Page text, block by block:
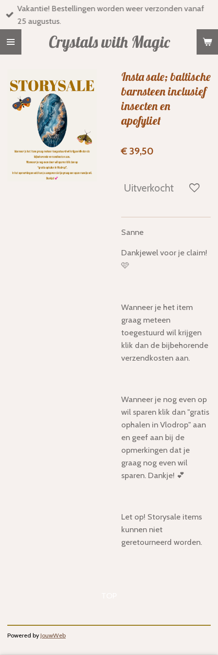
Ga
direct
Crystals with Magic
Vakantie! Bestellingen worden weer verzonden vanaf
25 augustus.
Insta sale; baltische
barnsteen inclusief
insecten en
apofyliet
€ 39,50
Uitverkocht
Sanne
Dankjewel voor je claim!
🩷
Wanneer je het item
graag meteen
toegestuurd wil krijgen
klik dan de bijbehorende
verzendkosten aan.
Wanneer je nog even op
wil sparen klik dan "gratis
ophalen in Vlodrop" aan
en geef aan bij de
opmerkingen dat je
graag nog even wil
sparen. Dankje! 💕
Let op! Storysale items
kunnen niet
geretourneerd worden.
Powered by JouwWeb